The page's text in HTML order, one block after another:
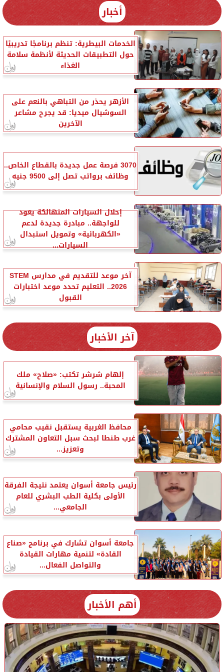
أخبار
الخدمات البيطرية: تنظم برنامجًا تدريبيًا
حول التطبيقات الحديثة لأنظمة سلامة
الغذاء
الأزهر يحذر من التباهي بالنعم على
السوشيال ميديا: قد يجرح مشاعر
الآخرين
3070 فرصة عمل جديدة بالقطاع الخاص..
وظائف برواتب تصل إلى 9500 جنيه
إحلال السيارات المتهالكة يعود
للواجهة.. مبادرة جديدة لدعم
«الكهربائية» وتمويل استبدال
السيارات...
آخر موعد للتقديم في مدارس STEM
2026.. التعليم تحدد موعد اختبارات
القبول
آخر الأخبار
إلهام شرشر تكتب: «صلاح» ملك
المحبة.. رسول السلام والإنسانية
محافظ الغربية يستقبل نقيب محامي
غرب طنطا لبحث سبل التعاون المشترك
وتعزيز...
رئيس جامعة أسوان يعتمد نتيجة الفرقة
الأولى بكلية الطب البشري للعام
الجامعي...
جامعة أسوان تشارك في برنامج «صناع
القادة» لتنمية مهارات القيادة
والتواصل الفعال...
أهم الأخبار